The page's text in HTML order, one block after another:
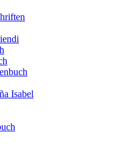
Isabel